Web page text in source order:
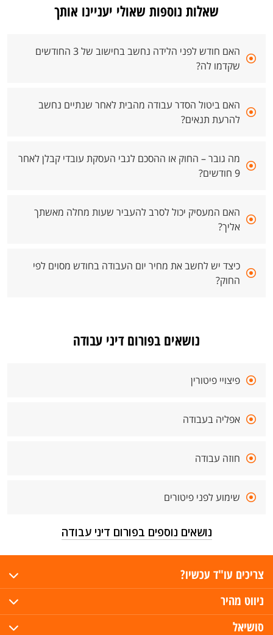
שאלות נוספות שאולי יעניינו אותך
האם חודש לפני הלידה נחשב בחישוב של 3 החודשים
שקדמו לה?
האם ביטול הסדר עבודה מהבית לאחר שנתיים נחשב
להרעת תנאים?
מה גובר – החוק או ההסכם לגבי העסקת עובדי קבלן לאחר
9 חודשים?
האם המעסיק יכול לסרב להעביר שעות מחלה מאשתך
אליך?
כיצד יש לחשב את מחיר יום העבודה בחודש מסוים לפי
החוק?
נושאים בפורום דיני עבודה
פיצויי פיטורין
אפליה בעבודה
חוזה עבודה
שימוע לפני פיטורים
נושאים נוספים בפורום דיני עבודה
צריכים עו"ד עכשיו?
ניווט מהיר
סושיאל